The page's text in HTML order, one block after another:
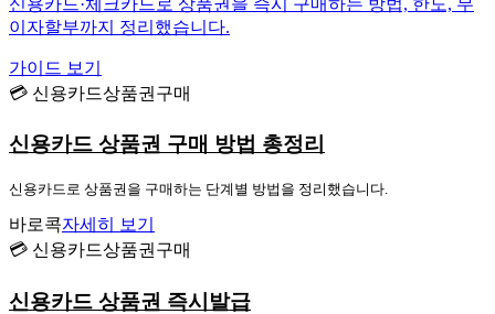
이자할부까지 정리했습니다.
가이드 보기
💳 신용카드상품권구매
신용카드 상품권 구매 방법 총정리
신용카드로 상품권을 구매하는 단계별 방법을 정리했습니다.
바로콕자세히 보기
💳 신용카드상품권구매
신용카드 상품권 즉시발급